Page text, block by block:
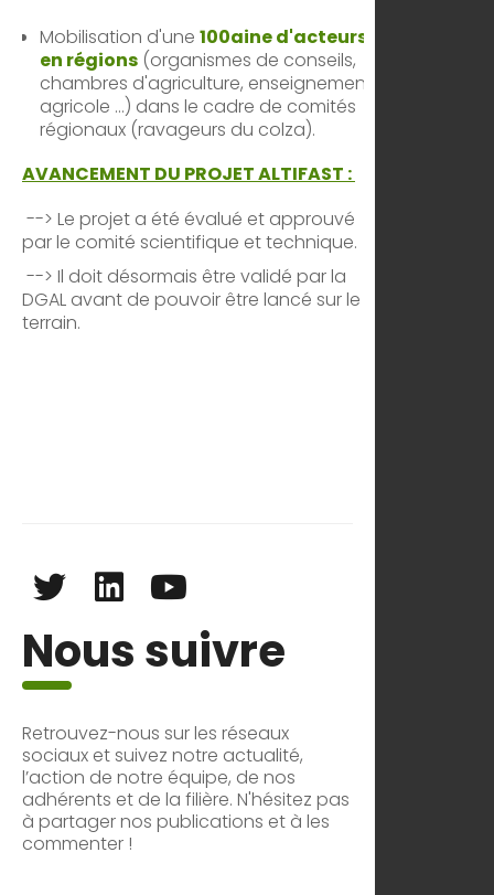
Mobilisation d'une 100aine d'acteurs
en régions (organismes de conseils,
chambres d'agriculture, enseignement
agricole ...) dans le cadre de comités
régionaux (ravageurs du colza).
AVANCEMENT DU PROJET ALTIFAST :
--> Le projet a été évalué et approuvé
par le comité scientifique et technique.
--> Il doit désormais être validé par la
DGAL avant de pouvoir être lancé sur le
terrain.
Nous suivre
Retrouvez-nous sur les réseaux
sociaux et suivez notre actualité,
l’action de notre équipe, de nos
adhérents et de la filière. N'hésitez pas
à partager nos publications et à les
commenter !